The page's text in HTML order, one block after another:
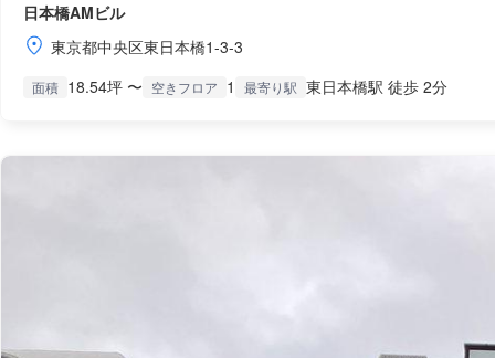
日本橋AMビル
東京都中央区東日本橋1-3-3
面積 18.54坪 〜 空きフロア 1 最寄り駅 東日本橋駅 徒歩 2分